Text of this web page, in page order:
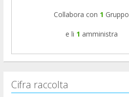
Collabora con 1 Gruppo
e li 1 amministra
Cifra raccolta